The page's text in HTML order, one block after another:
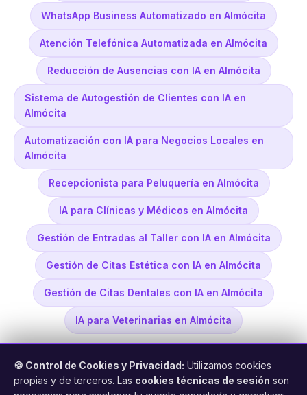
WhatsApp Business Automatizado en Almócita
Atención Telefónica Automatizada en Almócita
Reducción de Ausencias con IA en Almócita
Sistema de Autogestión de Clientes con IA en
Almócita
Automatización con IA para Negocios Locales en
Almócita
Recepcionista para Peluquería en Almócita
IA para Clínicas y Médicos en Almócita
Gestión de Entradas al Taller con IA en Almócita
Gestión de Citas Estética con IA en Almócita
Gestión de Citas Dentales con IA en Almócita
IA para Veterinarias en Almócita
🍪 Control de Cookies y Privacidad: Utilizamos cookies
propias y de terceros. Las cookies técnicas de sesión son